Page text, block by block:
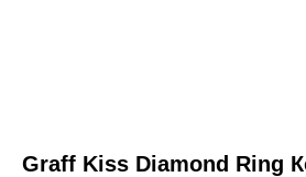
Graff Kiss Diamond Ring